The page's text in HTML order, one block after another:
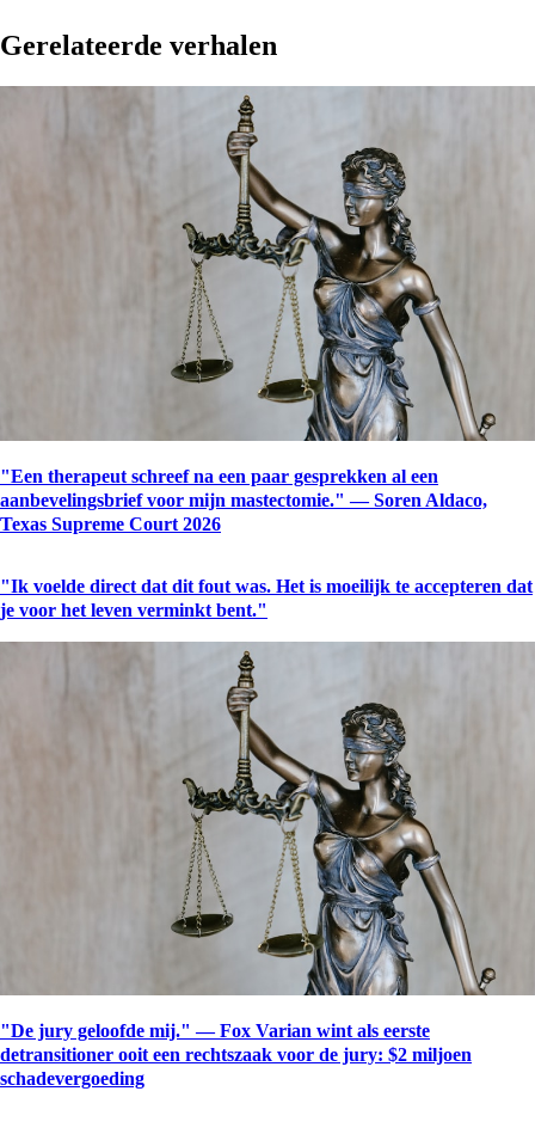
Gerelateerde verhalen
"Een therapeut schreef na een paar gesprekken al een
aanbevelingsbrief voor mijn mastectomie." — Soren Aldaco,
Texas Supreme Court 2026
"Ik voelde direct dat dit fout was. Het is moeilijk te accepteren dat
je voor het leven verminkt bent."
"De jury geloofde mij." — Fox Varian wint als eerste
detransitioner ooit een rechtszaak voor de jury: $2 miljoen
schadevergoeding